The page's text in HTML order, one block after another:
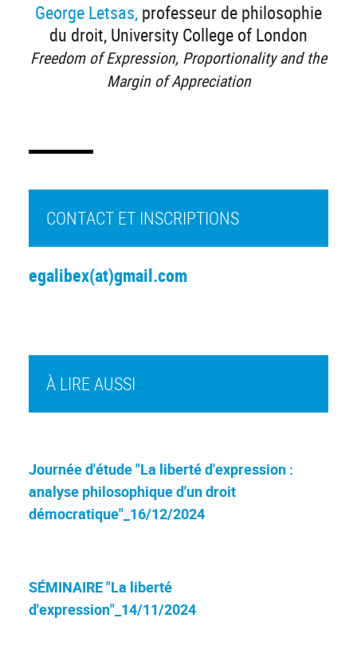
George Letsas, professeur de philosophie
du droit, University College of London
Freedom of Expression, Proportionality and the
Margin of Appreciation
À LIRE AUSSI
Journée d'étude "La liberté d'expression :
analyse philosophique d'un droit
démocratique"_16/12/2024
SÉMINAIRE "La liberté
d'expression"_14/11/2024
CONTACT ET INSCRIPTIONS
egalibex(at)gmail.com